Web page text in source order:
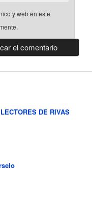
y web en este
DE RIVAS